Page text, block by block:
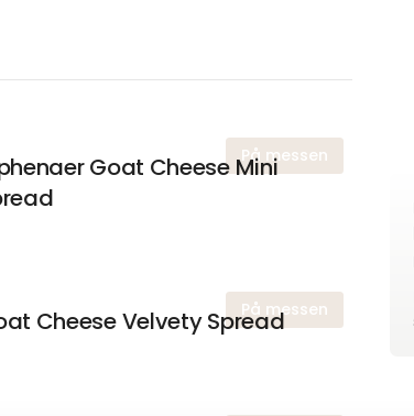
På messen
Goat Cheese Mini
På messen
Cheese Velvety Spread